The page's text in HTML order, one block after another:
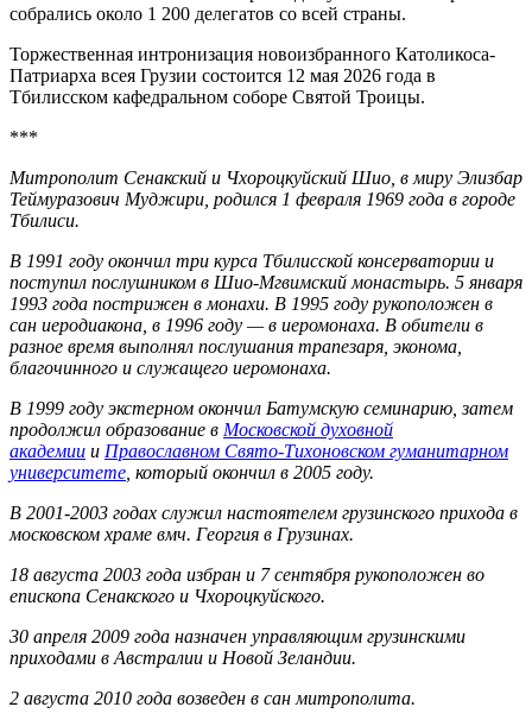
собрались около 1 200 делегатов со всей страны.
Торжественная интронизация новоизбранного Католикоса-
Патриарха всея Грузии состоится 12 мая 2026 года в
Тбилисском кафедральном соборе Святой Троицы.
***
Митрополит Сенакский и Чхороцкуйский Шио, в миру Элизбар
Теймуразович Муджири, родился 1 февраля 1969 года в городе
Тбилиси.
В 1991 году окончил три курса Тбилисской консерватории и
поступил послушником в Шио-Мгвимский монастырь. 5 января
1993 года пострижен в монахи. В 1995 году рукоположен в
сан иеродиакона, в 1996 году — в иеромонаха. В обители в
разное время выполнял послушания трапезаря, эконома,
благочинного и служащего иеромонаха.
В 1999 году экстерном окончил Батумскую семинарию, затем
продолжил образование в Московской духовной
академии и Православном Свято-Тихоновском гуманитарном
университете , который окончил в 2005 году.
В 2001-2003 годах служил настоятелем грузинского прихода в
московском храме вмч. Георгия в Грузинах.
18 августа 2003 года избран и 7 сентября рукоположен во
епископа Сенакского и Чхороцкуйского.
30 апреля 2009 года назначен управляющим грузинскими
приходами в Австралии и Новой Зеландии.
2 августа 2010 года возведен в сан митрополита.